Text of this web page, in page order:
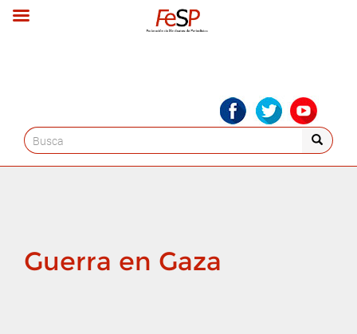
Search
for:
Guerra en Gaza